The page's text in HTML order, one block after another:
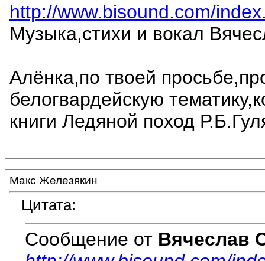
http://www.bisound.com/
Музыка,стихи и вокал
Алёнка,по твоей
белогвардейскую
книги Ледяной поход
Макс Железякин
Цитата:
Сообщение от Вячеслав